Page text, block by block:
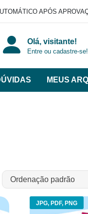
APÓS
Olá, visitante!
Entre ou cadastre-se!
MEUS
JPG, PDF, PNG